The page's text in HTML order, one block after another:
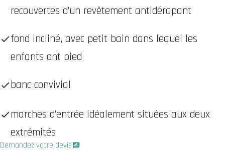
recouvertes d’un revêtement antidérapant
fond incliné, avec petit bain dans lequel les
enfants ont pied
banc convivial
marches d’entrée idéalement situées aux deux
extrémités
Demandez votre devis